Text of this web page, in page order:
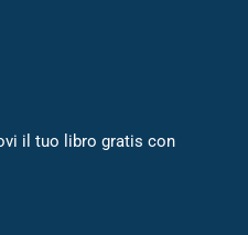
il tuo libro gratis con